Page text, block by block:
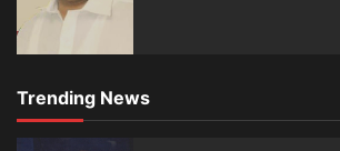
Trending News